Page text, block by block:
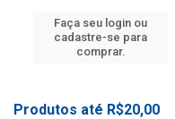
Faça seu login ou
cadastre-se para
comprar.
Produtos até R$20,00